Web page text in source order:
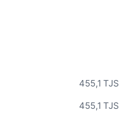
455,1 TJS
455,1 TJS